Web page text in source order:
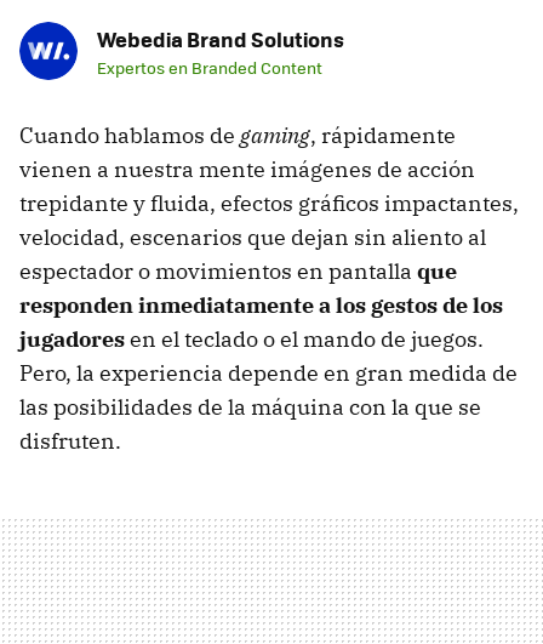
Webedia Brand Solutions
Expertos en Branded Content
Cuando hablamos de gaming, rápidamente
vienen a nuestra mente imágenes de acción
trepidante y fluida, efectos gráficos impactantes,
velocidad, escenarios que dejan sin aliento al
espectador o movimientos en pantalla que
responden inmediatamente a los gestos de los
jugadoresen el teclado o el mando de juegos.
Pero, la experiencia depende en gran medida de
las posibilidades de la máquina con la que se
disfruten.